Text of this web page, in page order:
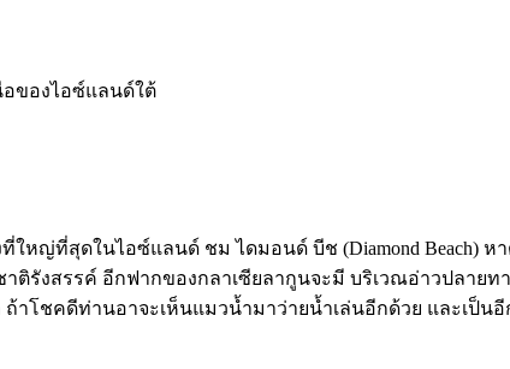
อของไอซ์แลนด์ใต้
หญ่ที่สุดในไอซ์แลนด์ ชม ไดมอนด์ บีช (Diamond Beach)
งสรรค์ อีกฟากของกลาเซียลากูนจะมี บริเวณอ่าวปลายท
โชคดีท่านอาจะเห็นแมวน้ำมาว่ายน้ำเล่นอีกด้วย และเป็นอี